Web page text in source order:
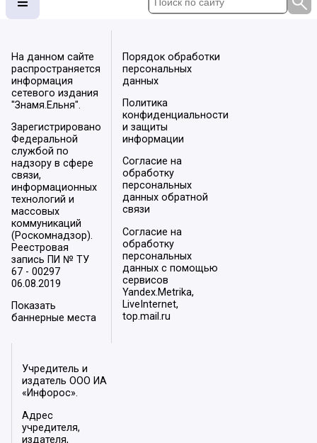
На данном сайте
распространяется
информация
сетевого издания
"Знамя.Ельня".
Зарегистрировано
Федеральной
службой по
надзору в сфере
связи,
информационных
технологий и
массовых
коммуникаций
(Роскомнадзор).
Реестровая
запись ПИ № ТУ
67 - 00297
06.08.2019
Показать
баннерные места
Порядок обработки
персональных
данных
Политика
конфиденциальности
и защиты
информации
Согласие на
обработку
персональных
данных обратной
связи
Согласие на
обработку
персональных
данных с помощью
сервисов
Yandex.Metrika,
LiveInternet,
top.mail.ru
Учредитель и
издатель ООО ИА
«Инфорос».
Адрес
учредителя,
издателя,